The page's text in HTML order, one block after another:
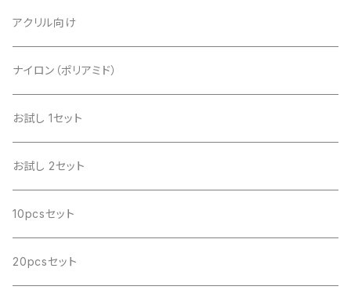
アクリル向け
ナイロン（ポリアミド）
お試し 1セット
お試し 2セット
10pcsセット
20pcsセット